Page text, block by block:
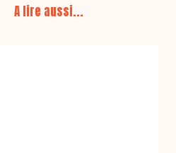
A lire aussi...